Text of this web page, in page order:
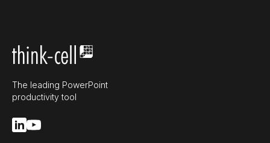
The leading PowerPoint
productivity tool